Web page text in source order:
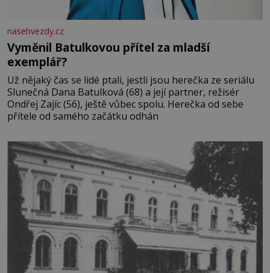
nasehvezdy.cz
Vyměnil Batulkovou přítel za mladší
exemplář?
Už nějaký čas se lidé ptali, jestli jsou herečka ze seriálu
Slunečná Dana Batulková (68) a její partner, režisér
Ondřej Zajíc (56), ještě vůbec spolu. Herečka od sebe
přítele od samého začátku odhán